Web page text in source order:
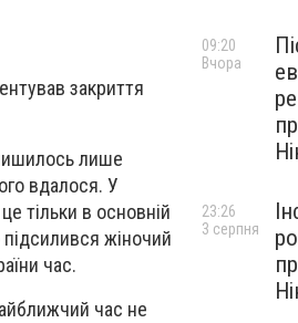
закриття
лише
вдалося. У
тільки в основній
жіночий
час.
час не
09:20
Вчора
23:26
3 серпня